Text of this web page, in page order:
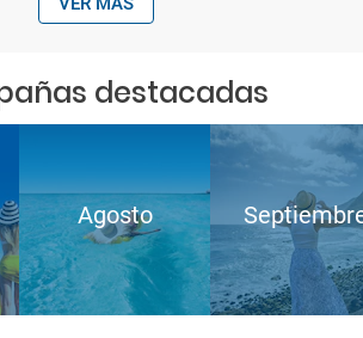
destacadas
Agosto